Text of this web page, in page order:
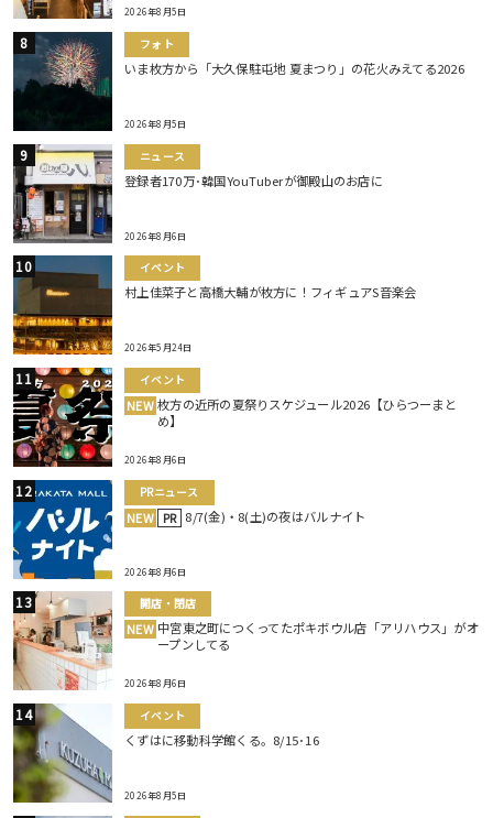
2026年8月5日
フォト
いま枚方から「大久保駐屯地 夏まつり」の花火みえてる2026
2026年8月5日
ニュース
登録者170万･韓国YouTuberが御殿山のお店に
2026年8月6日
イベント
村上佳菜子と高橋大輔が枚方に！フィギュアS音楽会
2026年5月24日
イベント
NEW 枚方の近所の夏祭りスケジュール2026【ひらつーまと
め】
2026年8月6日
PRニュース
NEW PR 8/7(金)・8(土)の夜はバルナイト
2026年8月6日
開店・閉店
NEW 中宮東之町につくってたポキボウル店「アリハウス」がオ
ープンしてる
2026年8月6日
イベント
くずはに移動科学館くる。8/15･16
2026年8月5日